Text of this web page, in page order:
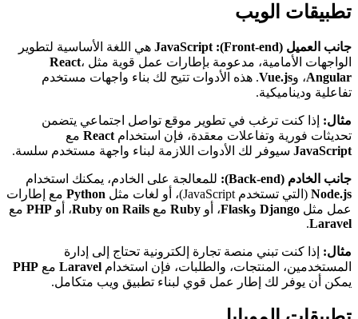
تطبيقات الويب
جانب العميل (Front-end): JavaScript هي اللغة الأساسية لتطوير
الواجهات الأمامية، مدعومة بإطارات عمل قوية مثل React،
Angular، وVue.js. هذه الأدوات تتيح لك بناء واجهات مستخدم
تفاعلية وديناميكية.
مثال: إذا كنت ترغب في تطوير موقع تواصل اجتماعي يتضمن
تحديثات فورية وتفاعلات معقدة، فإن استخدام React مع
JavaScript سيوفر لك الأدوات اللازمة لبناء واجهة مستخدم سلسة.
جانب الخادم (Back-end):
للمعالجة على الخادم، يمكنك استخدام
Node.js (التي تستخدم JavaScript)، أو لغات مثل Python مع إطارات
عمل مثل Django وFlask، أو Ruby مع Ruby on Rails، أو PHP مع
Laravel
.
مثال: إذا كنت تبني منصة تجارة إلكترونية تحتاج إلى إدارة
المستخدمين، المنتجات، والطلبات، فإن استخدام Laravel مع PHP
يمكن أن يوفر لك إطار عمل قوي لبناء تطبيق ويب متكامل.